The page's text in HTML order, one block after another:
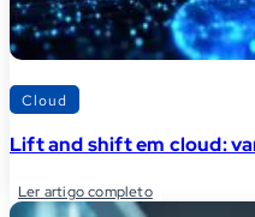
Cloud
Lift and shift em cloud:
Ler artigo completo